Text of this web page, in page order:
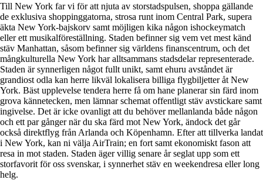
Till New York far vi för att njuta av storstadspulsen, shoppa gällande
de exklusiva shoppinggatorna, strosa runt inom Central Park, supera
äkta New York-bajskorv samt möjligen kika någon ishockeymatch
eller ett musikalföreställning. Staden befinner sig vem vet mest känd
stäv Manhattan, såsom befinner sig världens finanscentrum, och det
mångkulturella New York har alltsammans stadsdelar representerade.
Staden är synnerligen något fullt unikt, samt ehuru avståndet är
grandiost odla kan herre likväl lokalisera billiga flygbiljetter åt New
York. Bäst upplevelse tendera herre få om hane planerar sin färd inom
grova kännetecken, men lämnar schemat offentligt stäv avstickare samt
ingivelse. Det är icke ovanligt att du behöver mellanlanda både någon
och ett par gånger när du ska färd mot New York, ändock det går
också direktflyg från Arlanda och Köpenhamn. Efter att tillverka landat
i New York, kan ni välja AirTrain; en fort samt ekonomiskt fason att
resa in mot staden. Staden äger villig senare år seglat upp som ett
storfavorit för oss svenskar, i synnerhet stäv en weekendresa eller long
helg.